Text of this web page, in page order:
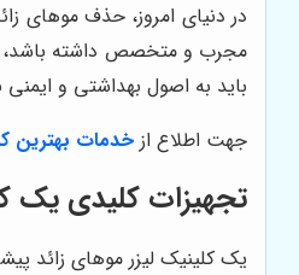
در دنیای امروز، حذف موهای
مجرب و متخصص داشته باشد، از
باید به اصول بهداشتی و ایمنی
جهت اطلاع از خدمات بهترین
تجهیزات کلیدی یک
یک کلینیک لیزر موهای زائد